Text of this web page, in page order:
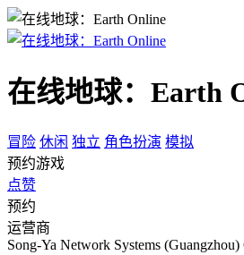
在线地球：Earth
冒险 休闲 独立 角色扮演 模拟
预约游戏
点赞
预约
运营商
Song-Ya Network Systems